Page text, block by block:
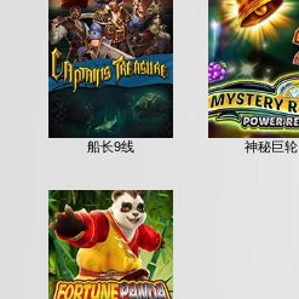
船长9线 神秘巨轮